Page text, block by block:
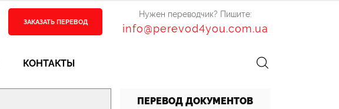
ЗАКАЗАТЬ ПЕРЕВОД
Нужен переводчик? Пишите:
info@perevod4you.com.ua
КОНТАКТЫ
ПЕРЕВОД ДОКУМЕНТОВ